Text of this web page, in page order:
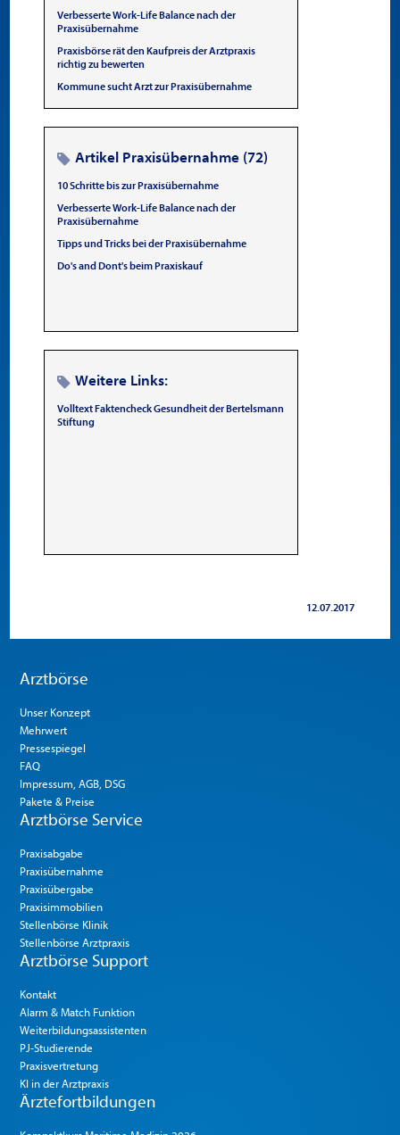
Verbesserte Work-Life Balance nach der
Praxisübernahme
Praxisbörse rät den Kaufpreis der Arztpraxis
richtig zu bewerten
Kommune sucht Arzt zur Praxisübernahme
Artikel Praxisübernahme (72)
10 Schritte bis zur Praxisübernahme
Verbesserte Work-Life Balance nach der
Praxisübernahme
Tipps und Tricks bei der Praxisübernahme
Do's and Dont's beim Praxiskauf
Weitere Links:
Volltext Faktencheck Gesundheit der Bertelsmann
Stiftung
12.07.2017
Arztbörse
Unser Konzept
Mehrwert
Pressespiegel
FAQ
Impressum, AGB, DSG
Pakete & Preise
Arztbörse Service
Praxisabgabe
Praxisübernahme
Praxisübergabe
Praxisimmobilien
Stellenbörse Klinik
Stellenbörse Arztpraxis
Arztbörse Support
Kontakt
Alarm & Match Funktion
Weiterbildungsassistenten
PJ-Studierende
Praxisvertretung
KI in der Arztpraxis
Ärztefortbildungen